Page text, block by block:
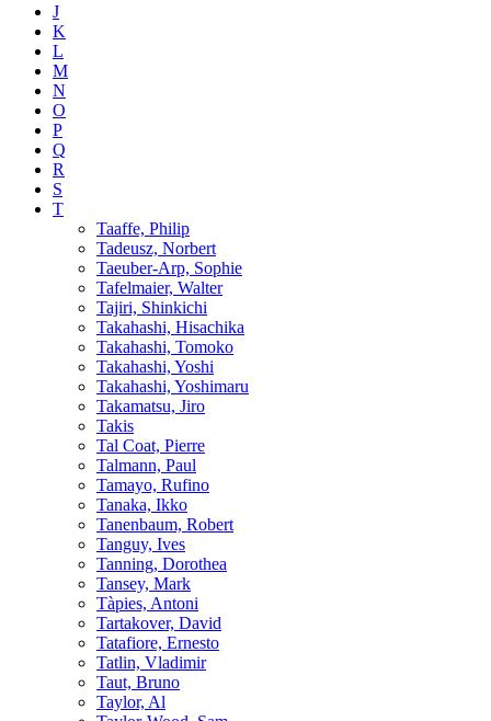
J
K
L
M
N
O
P
Q
R
S
T
Taaffe, Philip
Tadeusz, Norbert
Taeuber-Arp, Sophie
Tafelmaier, Walter
Tajiri, Shinkichi
Takahashi, Hisachika
Takahashi, Tomoko
Takahashi, Yoshi
Takahashi, Yoshimaru
Takamatsu, Jiro
Takis
Tal Coat, Pierre
Talmann, Paul
Tamayo, Rufino
Tanaka, Ikko
Tanenbaum, Robert
Tanguy, Ives
Tanning, Dorothea
Tansey, Mark
Tàpies, Antoni
Tartakover, David
Tatafiore, Ernesto
Tatlin, Vladimir
Taut, Bruno
Taylor, Al